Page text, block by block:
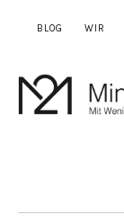
BLOG WIR